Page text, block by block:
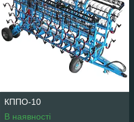
КППО-10
В наявності